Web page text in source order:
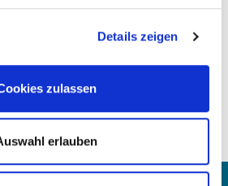
Details zeigen
zulassen
erlauben